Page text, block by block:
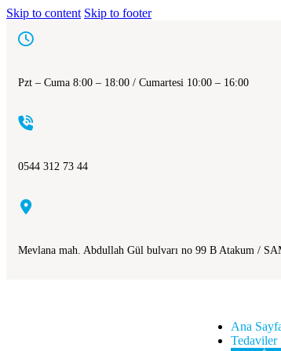
Skip to content Skip to footer
Pzt – Cuma 8:00 – 18:00 / Cumartesi 10:00 – 16:00
0544 312 73 44
Mevlana mah. Abdullah Gül bulvarı no 99 B Atakum /
Ana
Tedaviler